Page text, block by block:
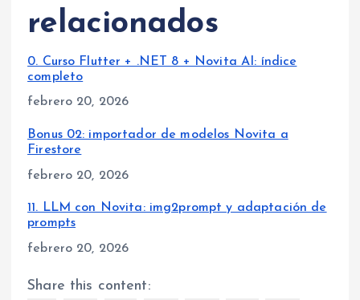
relacionados
0. Curso Flutter + .NET 8 + Novita AI: índice
completo
Fecha
febrero 20, 2026
Bonus 02: importador de modelos Novita a
Firestore
Fecha
febrero 20, 2026
11. LLM con Novita: img2prompt y adaptación de
prompts
Fecha
febrero 20, 2026
Share this content: